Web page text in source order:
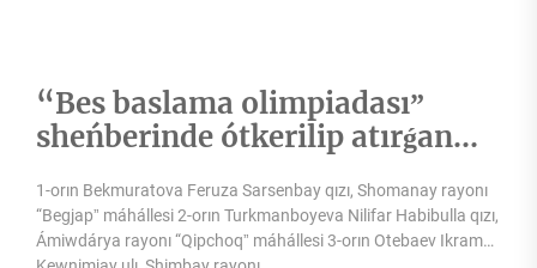
“Bes baslama olimpiadasıˮ
sheńberinde ótkerilip atırǵan
Qaraqalpaqstan Respublikası
basqıshı 20-30 jas kategoriyası
1-orın Bekmuratova Feruza Sarsenbay qızı, Shomanay rayonı
“Begjapˮ máhállesi 2-orın Turkmanboyeva Nilifar Habibulla qızı,
Ámiwdárya rayonı “Qipchoqˮ máhállesi 3-orın Otebaev Ikram